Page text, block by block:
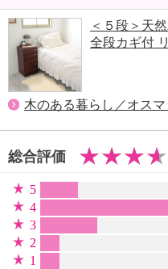
＜５段＞天
全段カギ付
木のある暮らし／オス
総合評価
5
4
3
2
1